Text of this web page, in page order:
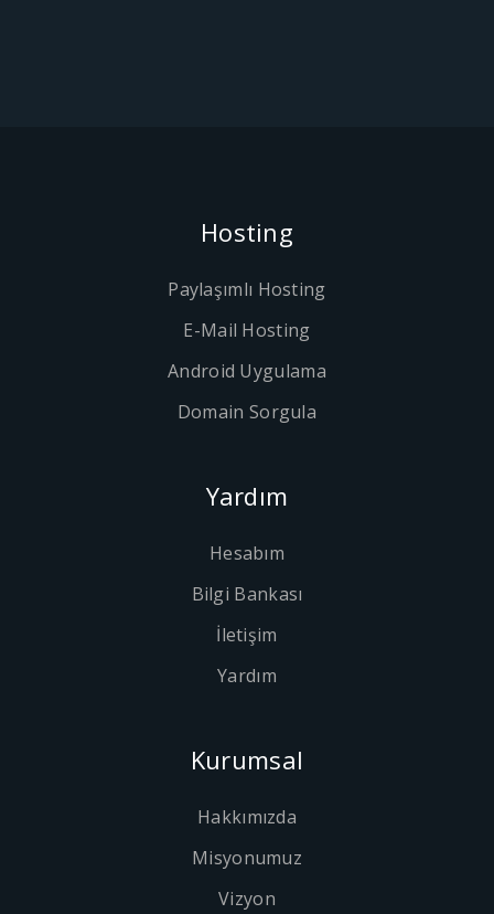
Hosting
Paylaşımlı Hosting
E-Mail Hosting
Android Uygulama
Domain Sorgula
Yardım
Hesabım
Bilgi Bankası
İletişim
Yardım
Kurumsal
Hakkımızda
Misyonumuz
Vizyon